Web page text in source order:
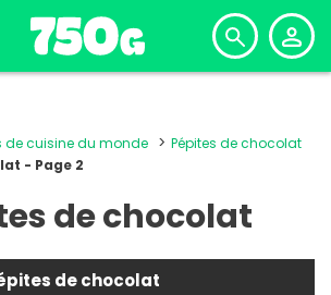
de cuisine du monde
Pépites de chocolat
- Page 2
de chocolat
de chocolat